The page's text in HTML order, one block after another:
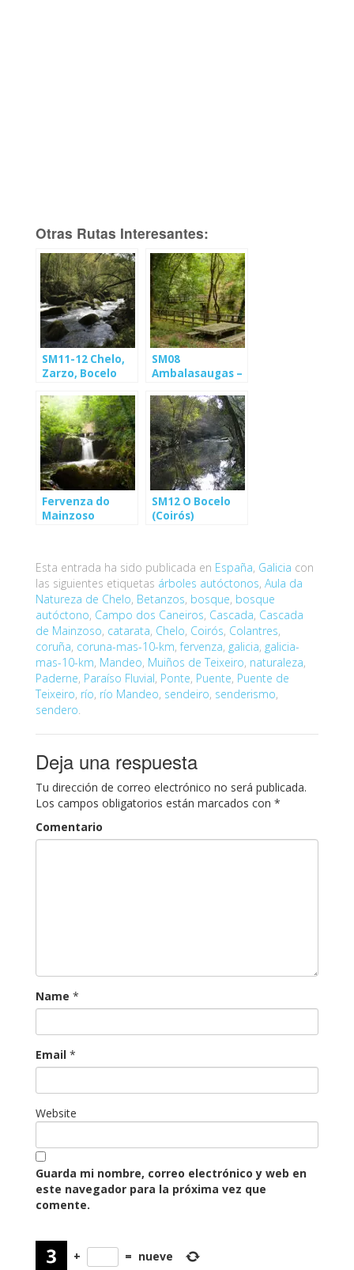
Otras Rutas Interesantes:
SM11-12 Chelo,
Zarzo, Bocelo
SM08
Ambalasaugas –
Fervenza do
Mainzoso
SM12 O Bocelo
(Coirós)
Esta entrada ha sido publicada en España, Galicia con
las siguientes etiquetas árboles autóctonos, Aula da
Natureza de Chelo, Betanzos, bosque, bosque
autóctono, Campo dos Caneiros, Cascada, Cascada
de Mainzoso, catarata, Chelo, Coirós, Colantres,
coruña, coruna-mas-10-km,fervenza, galicia, galicia-
mas-10-km, Mandeo, Muiños de Teixeiro, naturaleza,
Paderne, Paraíso Fluvial, Ponte, Puente, Puente de
Teixeiro, río, río Mandeo, sendeiro, senderismo,
sendero.
Deja una respuesta
Tu dirección de correo electrónico no será publicada.
Los campos obligatorios están marcados con *
Comentario
Name *
Email *
Website
Guarda mi nombre, correo electrónico y web en
este navegador para la próxima vez que
comente.
+ = nueve